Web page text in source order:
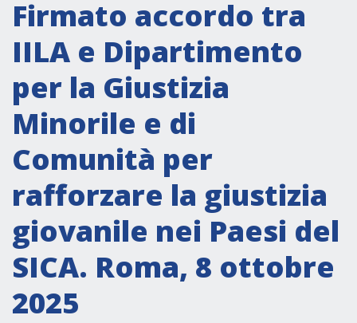
Segreteria Culturale
Segreteria Socio-economica
Segreteria Tecnico scientifica
Forum PMI
Conferenze Italia-America Latina e Caraibi
Rete per la promozione dell’uguaglianza di
genere
Borse di Studio
Partnership
COOPERAZIONE
Firmato accordo tra
IILA e Dipartimento
per la Giustizia
Minorile e di
Comunità per
rafforzare la giustizia
giovanile nei Paesi del
SICA. Roma, 8 ottobre
2025